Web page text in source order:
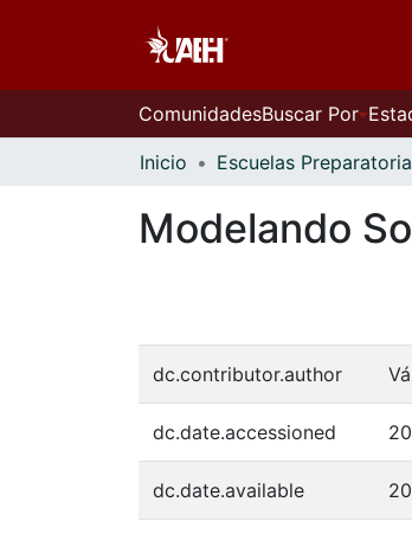
ComunidadesBuscar Por
Inicio Escuelas
Modelando
dc.contributor.author
dc.date.accessioned
dc.date.available